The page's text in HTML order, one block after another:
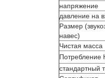
напряжение
давление на
Размер
навес)
Чистая масса
Потребление
стандартный